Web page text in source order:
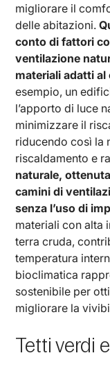
migliorare il
delle abitazioni.
conto di fattori
ventilazione
materiali adatti
esempio, un
l’apporto di luce
minimizzare il
riducendo così la
riscaldamento e
naturale,
camini di
senza l’uso di
materiali con alta
terra cruda,
temperatura
bioclimatica
sostenibile per
migliorare la
Tetti verdi